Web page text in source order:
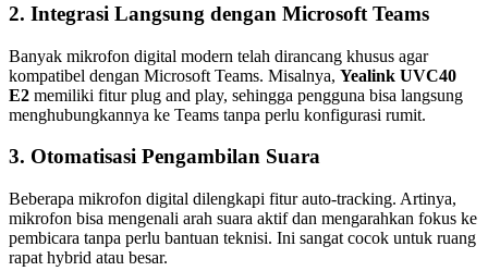
2. Integrasi Langsung dengan Microsoft Teams
Banyak mikrofon digital modern telah dirancang khusus agar
kompatibel dengan Microsoft Teams. Misalnya, Yealink UVC40
E2 memiliki fitur plug and play, sehingga pengguna bisa langsung
menghubungkannya ke Teams tanpa perlu konfigurasi rumit.
3. Otomatisasi Pengambilan Suara
Beberapa mikrofon digital dilengkapi fitur auto-tracking. Artinya,
mikrofon bisa mengenali arah suara aktif dan mengarahkan fokus ke
pembicara tanpa perlu bantuan teknisi. Ini sangat cocok untuk ruang
rapat hybrid atau besar.